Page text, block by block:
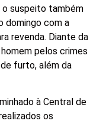
o suspeito também
domingo com a
revenda. Diante da
pelos crimes
furto, além da
à Central de
os